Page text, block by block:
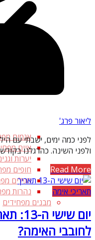
אגמים
איים
יערות
חופים
מפלים
נהרות
מבנים מפחידים
ליאור פרג'
לפני כמה ימים, ישבתי עם
ולפני השינה. כהרגלנו
Read More
תאריכי אימה
יום
לחובבי האימה?